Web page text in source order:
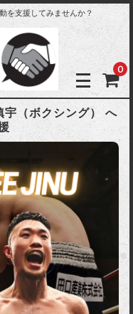
を支援してみませんか？
0
宇（ボクシング） へ